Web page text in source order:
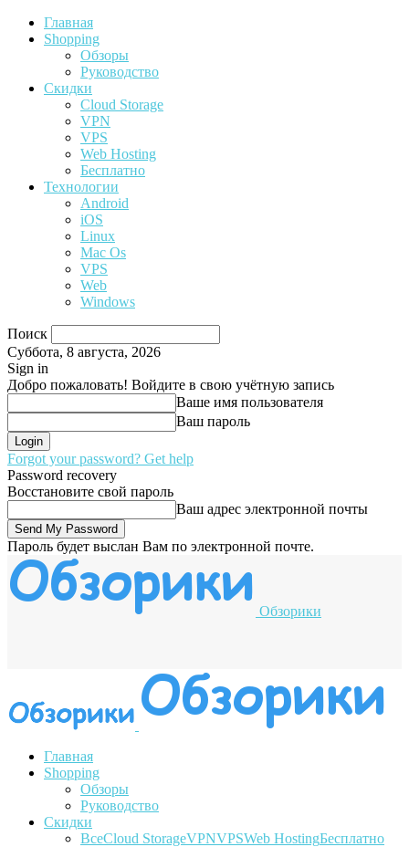
Главная
Shopping
Обзоры
Руководство
Скидки
Cloud Storage
VPN
VPS
Web Hosting
Бесплатно
Технологии
Android
iOS
Linux
Mac Os
VPS
Web
Windows
Поиск
Суббота, 8 августа, 2026
Sign in
Добро пожаловать! Войдите в свою учётную запись
Ваше имя пользователя
Ваш пароль
Forgot your password? Get help
Password recovery
Восстановите свой пароль
Ваш адрес электронной почты
Пароль будет выслан Вам по электронной почте.
Обзорики
Главная
Shopping
Обзоры
Руководство
Скидки
ВсеCloud StorageVPNVPSWeb HostingБесплатно